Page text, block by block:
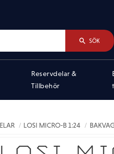
SÖK
Reservdelar &
Tillbehör
t
LOSI MICRO-B 1:24